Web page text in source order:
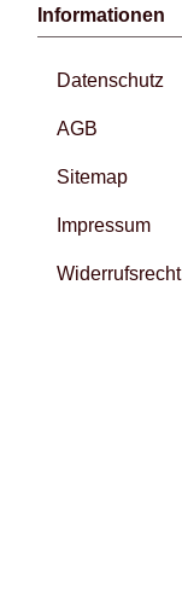
Informationen
Datenschutz
AGB
Sitemap
Impressum
Widerrufsrecht